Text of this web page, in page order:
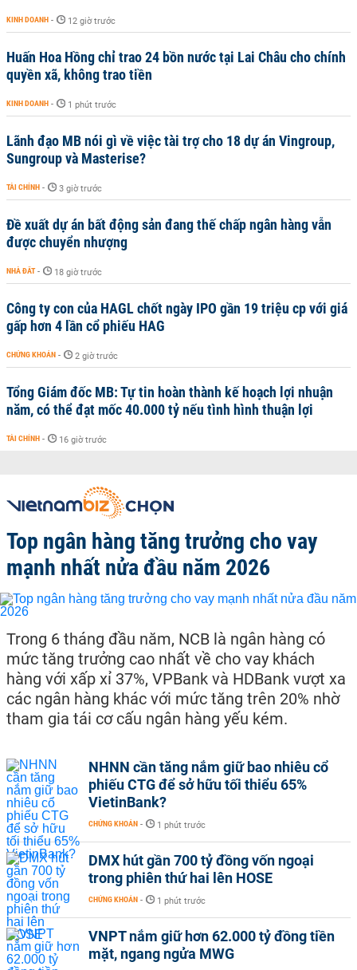
KINH DOANH - 12 giờ trước
Huấn Hoa Hồng chỉ trao 24 bồn nước tại Lai Châu cho chính
quyền xã, không trao tiền
KINH DOANH - 1 phút trước
Lãnh đạo MB nói gì về việc tài trợ cho 18 dự án Vingroup,
Sungroup và Masterise?
TÀI CHÍNH - 3 giờ trước
Đề xuất dự án bất động sản đang thế chấp ngân hàng vẫn
được chuyển nhượng
NHÀ ĐẤT - 18 giờ trước
Công ty con của HAGL chốt ngày IPO gần 19 triệu cp với giá
gấp hơn 4 lần cổ phiếu HAG
CHỨNG KHOÁN - 2 giờ trước
Tổng Giám đốc MB: Tự tin hoàn thành kế hoạch lợi nhuận
năm, có thể đạt mốc 40.000 tỷ nếu tình hình thuận lợi
TÀI CHÍNH - 16 giờ trước
Top ngân hàng tăng trưởng cho vay
mạnh nhất nửa đầu năm 2026
Trong 6 tháng đầu năm, NCB là ngân hàng có
mức tăng trưởng cao nhất về cho vay khách
hàng với xấp xỉ 37%, VPBank và HDBank vượt xa
các ngân hàng khác với mức tăng trên 20% nhờ
tham gia tái cơ cấu ngân hàng yếu kém.
NHNN cần tăng nắm giữ bao nhiêu cổ
phiếu CTG để sở hữu tối thiểu 65%
VietinBank?
CHỨNG KHOÁN - 1 phút trước
DMX hút gần 700 tỷ đồng vốn ngoại
trong phiên thứ hai lên HOSE
CHỨNG KHOÁN - 1 phút trước
VNPT nắm giữ hơn 62.000 tỷ đồng tiền
mặt, ngang ngửa MWG